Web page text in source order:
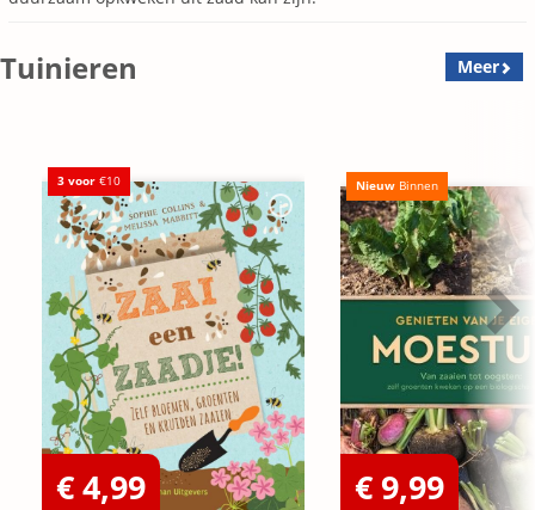
Tuinieren Meer
3 voor €10
€ 4,99
Nieuw Binnen
€ 9,99